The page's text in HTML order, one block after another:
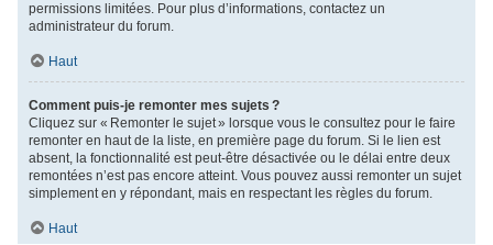
permissions limitées. Pour plus d’informations, contactez un
administrateur du forum.
Haut
Comment puis-je remonter mes sujets ?
Cliquez sur « Remonter le sujet » lorsque vous le consultez pour le faire
remonter en haut de la liste, en première page du forum. Si le lien est
absent, la fonctionnalité est peut-être désactivée ou le délai entre deux
remontées n’est pas encore atteint. Vous pouvez aussi remonter un sujet
simplement en y répondant, mais en respectant les règles du forum.
Haut